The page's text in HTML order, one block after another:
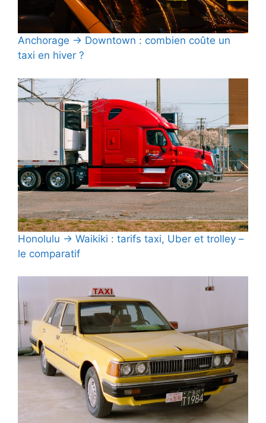
Anchorage → Downtown : combien coûte un
taxi en hiver ?
Honolulu → Waikiki : tarifs taxi, Uber et trolley –
le comparatif